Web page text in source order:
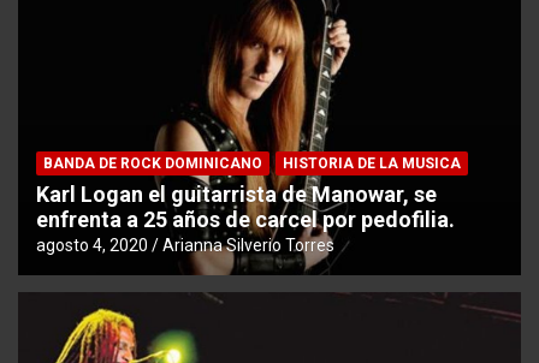
BANDA DE ROCK DOMINICANO HISTORIA DE LA MUSICA
Karl Logan el guitarrista de Manowar, se
enfrenta a 25 años de carcel por pedofilia.
agosto 4, 2020 Arianna Silverio Torres